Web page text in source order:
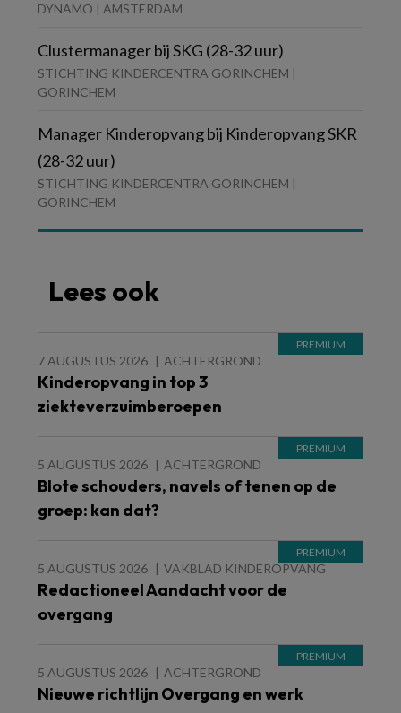
DYNAMO | AMSTERDAM
Clustermanager bij SKG (28-32 uur)
STICHTING KINDERCENTRA GORINCHEM |
GORINCHEM
Manager Kinderopvang bij Kinderopvang SKR
(28-32 uur)
STICHTING KINDERCENTRA GORINCHEM |
GORINCHEM
Lees ook
7 AUGUSTUS 2026 ACHTERGROND
Kinderopvang in top 3
ziekteverzuimberoepen
5 AUGUSTUS 2026 ACHTERGROND
Blote schouders, navels of tenen op de
groep: kan dat?
5 AUGUSTUS 2026 VAKBLAD KINDEROPVANG
Redactioneel Aandacht voor de
overgang
5 AUGUSTUS 2026 ACHTERGROND
Nieuwe richtlijn Overgang en werk